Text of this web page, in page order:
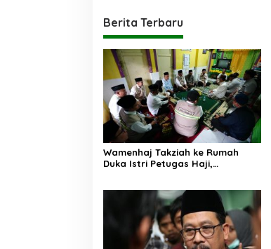
Berita Terbaru
Wamenhaj Takziah ke Rumah
Duka Istri Petugas Haji,
yang Tetap Ditunaikan